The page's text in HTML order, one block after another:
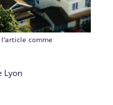
comme
Lyon